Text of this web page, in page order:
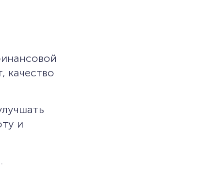
качество
и
.